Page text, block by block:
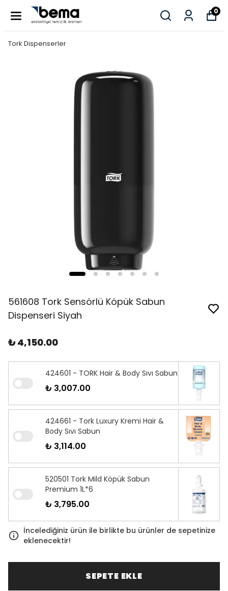
0
Tork Dispenserler
561608 Tork Sensörlü Köpük Sabun
Dispenseri Siyah
₺ 4,150.00
424601 - TORK Hair & Body Sıvı Sabun
₺ 3,007.00
424661 - Tork Luxury Kremi Hair &
Body Sıvı Sabun
₺ 3,114.00
520501 Tork Mild Köpük Sabun
Premium 1L*6
₺ 3,795.00
İncelediğiniz ürün ile birlikte bu ürünler de sepetinize
eklenecektir!
SEPETE EKLE